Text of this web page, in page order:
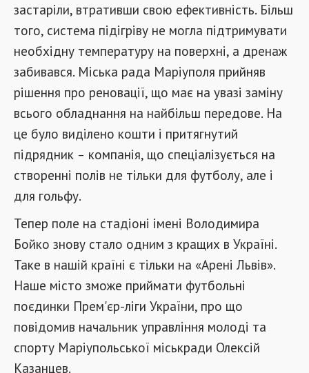
застаріли, втративши свою ефективність. Більш
того, система підігріву не могла підтримувати
необхідну температуру на поверхні, а дренаж
забивався. Міська рада Маріуполя прийняв
рішення про реновації, що має на увазі заміну
всього обладнання на найбільш передове. На
це було виділено кошти і притягнутий
підрядник – компанія, що спеціалізується на
створенні полів не тільки для футболу, але і
для гольфу.
Тепер поле на стадіоні імені Володимира
Бойко знову стало одним з кращих в Україні.
Таке в нашій країні є тільки на «Арені Львів».
Наше місто зможе приймати футбольні
поєдинки Прем'єр-ліги України, про що
повідомив начальник управління молоді та
спорту Маріупольської міськради Олексій
Казанцев.